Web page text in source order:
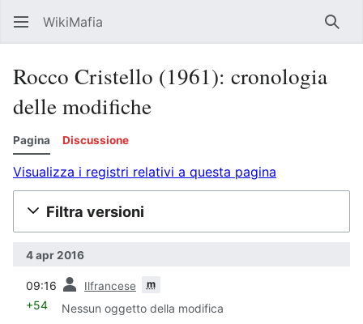
WikiMafia
Rocco Cristello (1961): cronologia
delle modifiche
Pagina Discussione
Visualizza i registri relativi a questa pagina
Filtra versioni
4 apr 2016
09:16 Ilfrancese m
+54 Nessun oggetto della modifica